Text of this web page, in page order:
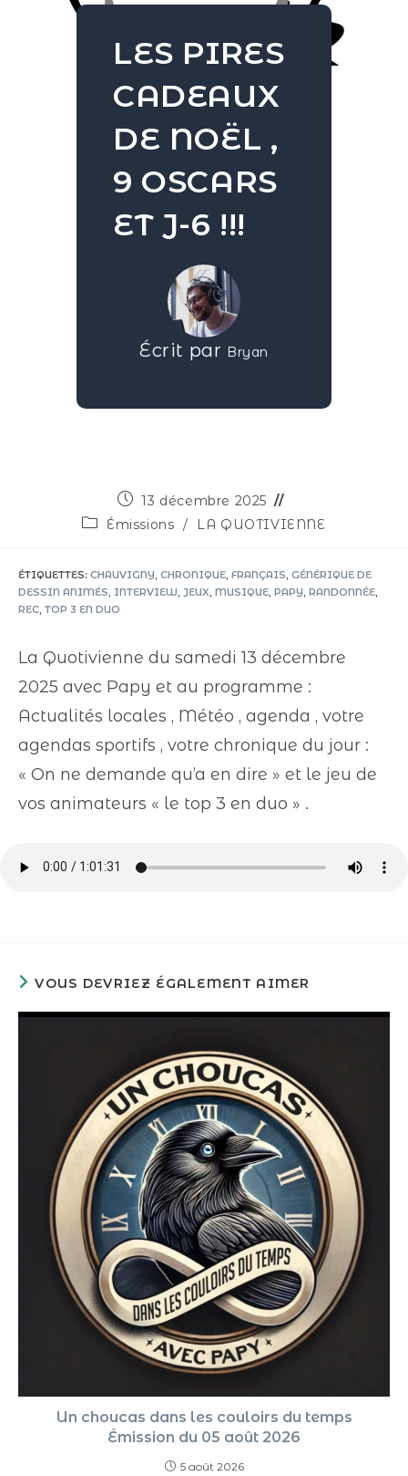
LES PIRES
CADEAUX
DE NOËL ,
9 OSCARS
ET J-6 !!!
Écrit par Bryan
13 décembre 2025
Émissions / LA QUOTIVIENNE
ÉTIQUETTES: CHAUVIGNY CHRONIQUE FRANÇAIS GÉNÉRIQUE DE
DESSIN ANIMÉS INTERVIEW JEUX MUSIQUE PAPY RANDONNÉE
REC TOP 3 EN DUO
La Quotivienne du samedi 13 décembre
2025 avec Papy et au programme :
Actualités locales , Météo , agenda , votre
agendas sportifs , votre chronique du jour :
« On ne demande qu’a en dire » et le jeu de
vos animateurs « le top 3 en duo » .
VOUS DEVRIEZ ÉGALEMENT AIMER
Un choucas dans les couloirs du temps
Émission du 05 août 2026
5 août 2026